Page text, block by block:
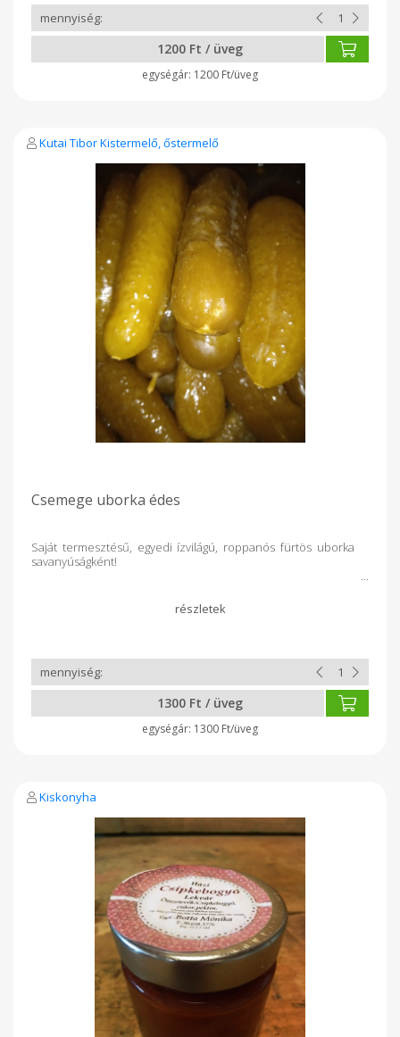
1200 Ft / üveg
1200 Ft/üveg
Kutai Tibor Kistermelő, őstermelő
Csemege uborka édes
Saját termesztésű, egyedi ízvilágú, roppanós fürtös uborka
savanyúságként!
1300 Ft / üveg
1300 Ft/üveg
Kiskonyha